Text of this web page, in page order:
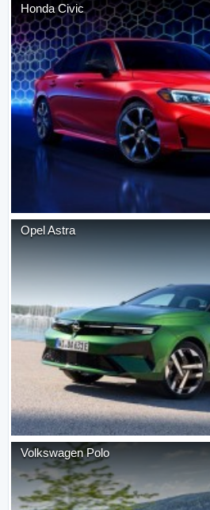
Honda Civic
OpelAstra
Volkswagen Polo